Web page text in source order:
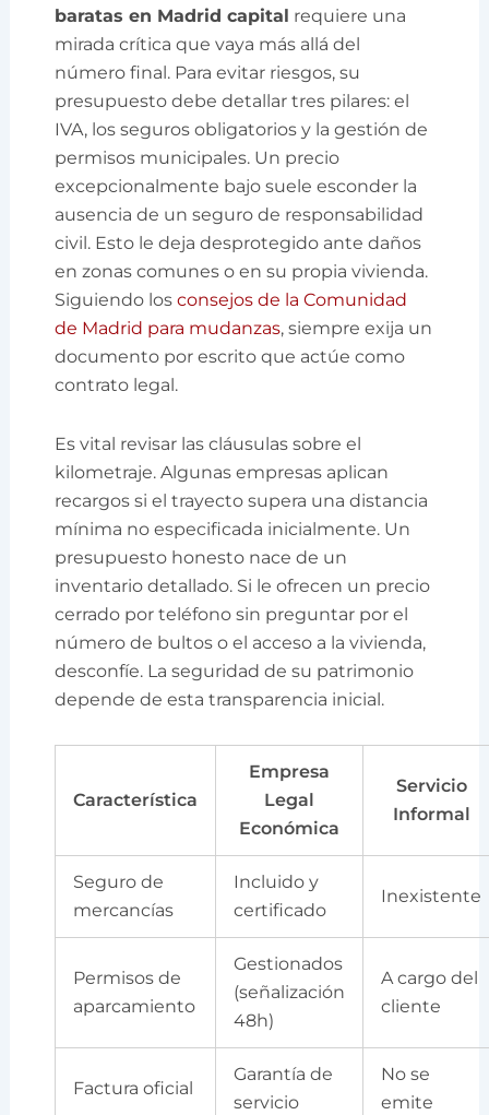
baratas en Madrid capital requiere una
mirada crítica que vaya más allá del
número final. Para evitar riesgos, su
presupuesto debe detallar tres pilares: el
IVA, los seguros obligatorios y la gestión de
permisos municipales. Un precio
excepcionalmente bajo suele esconder la
ausencia de un seguro de responsabilidad
civil. Esto le deja desprotegido ante daños
en zonas comunes o en su propia vivienda.
Siguiendo losconsejos de la Comunidad
de Madrid para mudanzas, siempre exija un
documento por escrito que actúe como
contrato legal.
Es vital revisar las cláusulas sobre el
kilometraje. Algunas empresas aplican
recargos si el trayecto supera una distancia
mínima no especificada inicialmente. Un
presupuesto honesto nace de un
inventario detallado. Si le ofrecen un precio
cerrado por teléfono sin preguntar por el
número de bultos o el acceso a la vivienda,
desconfíe. La seguridad de su patrimonio
depende de esta transparencia inicial.
Característica
Empresa
Legal
Económica
Servicio
Informal
Seguro de
mercancías
Incluido y
certificado
Inexistente
Permisos de
aparcamiento
Gestionados
(señalización
48h)
A cargo del
cliente
Factura oficial
Garantía de
servicio
No se
emite